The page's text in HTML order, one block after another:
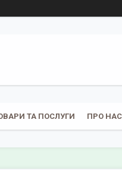
ТА ПОСЛУГИ ПРО НАС